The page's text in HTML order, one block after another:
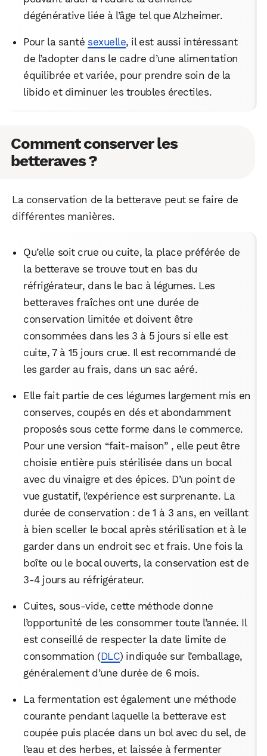
dégénérative liée à l’âge tel que Alzheimer.
Pour la santé sexuelle, il est aussi intéressant
de l’adopter dans le cadre d’une alimentation
équilibrée et variée, pour prendre soin de la
libido et diminuer les troubles érectiles.
Comment conserver les
betteraves ?
La conservation de la betterave peut se faire de
différentes manières.
Qu’elle soit crue ou cuite, la place préférée de
la betterave se trouve tout en bas du
réfrigérateur, dans le bac à légumes. Les
betteraves fraîches ont une durée de
conservation limitée et doivent être
consommées dans les 3 à 5 jours si elle est
cuite, 7 à 15 jours crue. Il est recommandé de
les garder au frais, dans un sac aéré.
Elle fait partie de ces légumes largement mis en
conserves, coupés en dés et abondamment
proposés sous cette forme dans le commerce.
Pour une version “fait-maison” , elle peut être
choisie entière puis stérilisée dans un bocal
avec du vinaigre et des épices. D’un point de
vue gustatif, l’expérience est surprenante. La
durée de conservation : de 1 à 3 ans, en veillant
à bien sceller le bocal après stérilisation et à le
garder dans un endroit sec et frais. Une fois la
boîte ou le bocal ouverts, la conservation est de
3-4 jours au réfrigérateur.
Cuites, sous-vide, cette méthode donne
l’opportunité de les consommer toute l’année. Il
est conseillé de respecter la date limite de
consommation (DLC) indiquée sur l’emballage,
généralement d’une durée de 6 mois.
La fermentation est également une méthode
courante pendant laquelle la betterave est
coupée puis placée dans un bol avec du sel, de
l’eau et des herbes, et laissée à fermenter
Facebook